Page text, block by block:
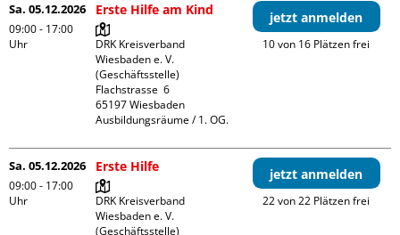
Sa. 05.12.2026
09:00 - 17:00
Uhr
Erste Hilfe am Kind
DRK Kreisverband
Wiesbaden e. V.
(Geschäftsstelle)
Flachstrasse  6
65197 Wiesbaden
Ausbildungsräume / 1. OG.
jetzt anmelden
10 von 16 Plätzen frei
Sa. 05.12.2026
09:00 - 17:00
Uhr
Erste Hilfe
DRK Kreisverband
Wiesbaden e. V.
(Geschäftsstelle)
jetzt anmelden
22 von 22 Plätzen frei